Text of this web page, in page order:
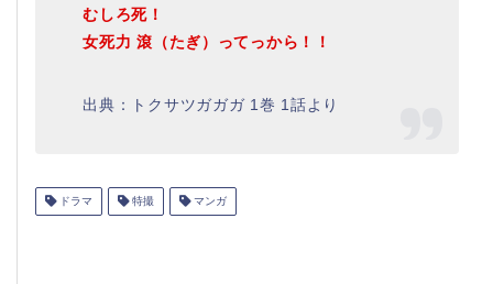
むしろ死！
女死力 滾（たぎ）ってっから！！
出典：トクサツガガガ 1巻 1話より
ドラマ 特撮 マンガ